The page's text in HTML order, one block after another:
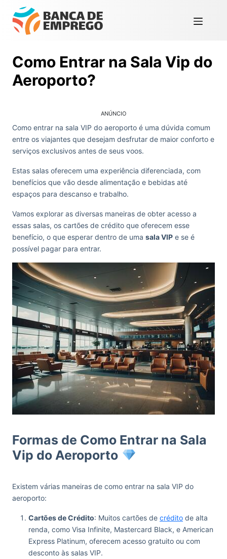
Como Entrar na Sala Vip do
Aeroporto?
ANÚNCIO
Como entrar na sala VIP do aeroporto é uma dúvida comum
entre os viajantes que desejam desfrutar de maior conforto e
serviços exclusivos antes de seus voos.
Estas salas oferecem uma experiência diferenciada, com
benefícios que vão desde alimentação e bebidas até
espaços para descanso e trabalho.
Vamos explorar as diversas maneiras de obter acesso a
essas salas, os cartões de crédito que oferecem esse
benefício, o que esperar dentro de uma sala VIP e se é
possível pagar para entrar.
Formas de Como Entrar na Sala
Vip do Aeroporto
Existem várias maneiras de como entrar na sala VIP do
aeroporto:
Cartões de Crédito: Muitos cartões de crédito de alta
renda, como Visa Infinite, Mastercard Black, e American
Express Platinum, oferecem acesso gratuito ou com
desconto às salas VIP.